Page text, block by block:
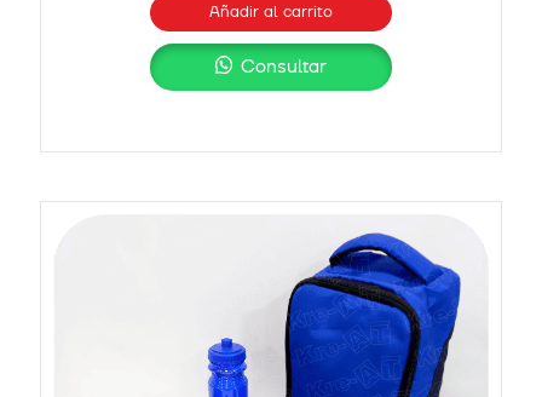
Añadir al carrito
Consultar